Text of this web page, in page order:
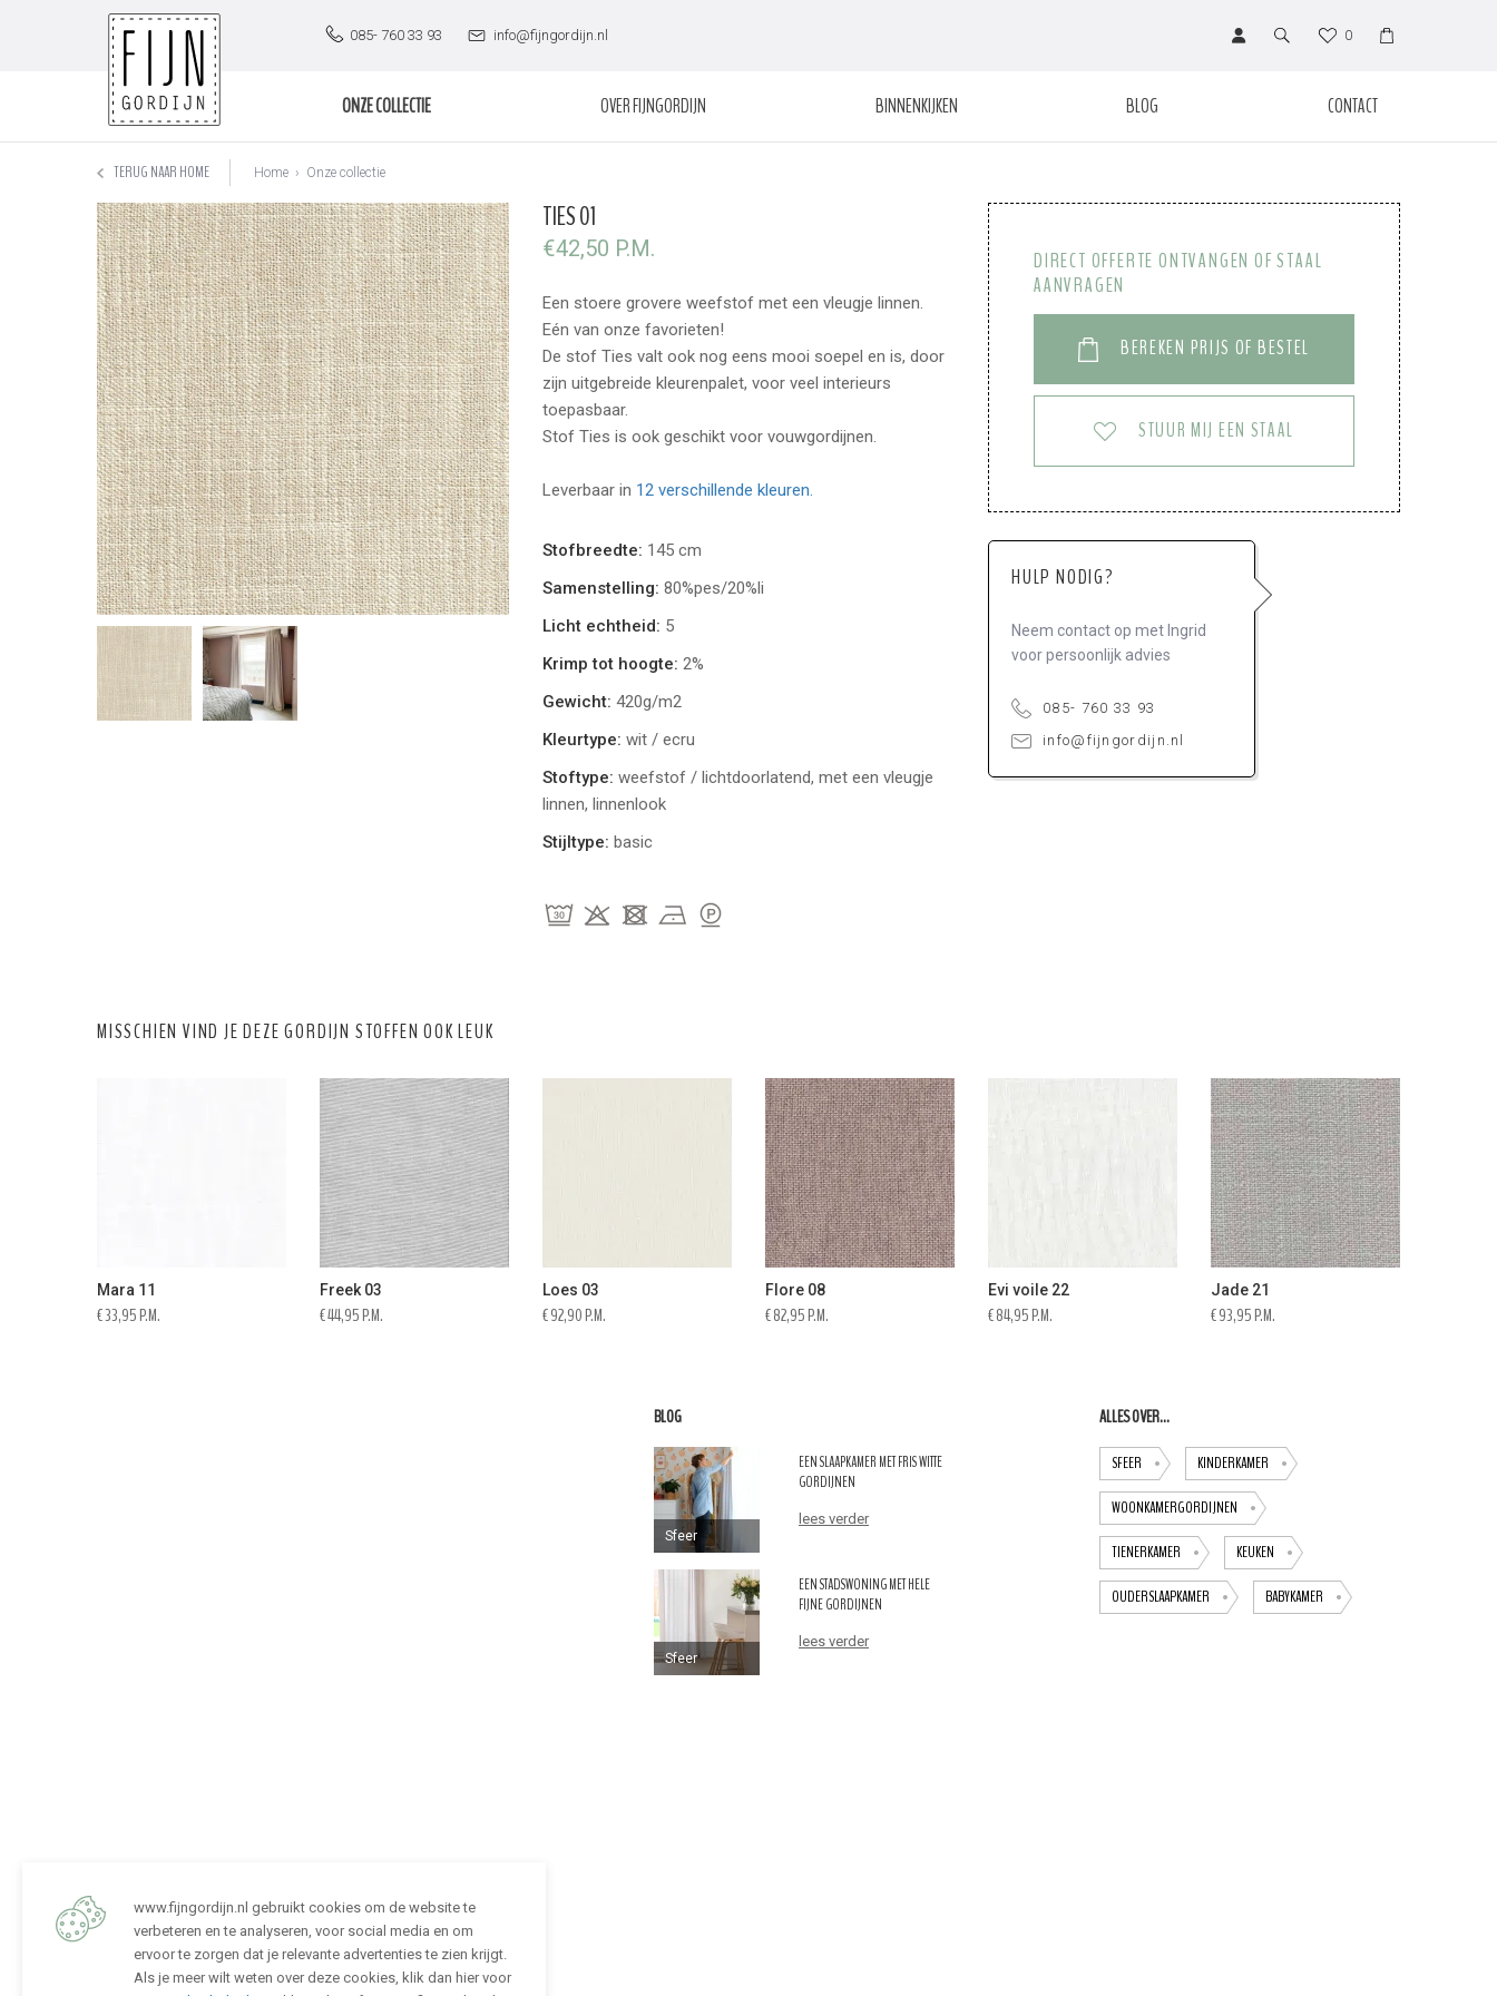
085- 760 33 93 info@fijngordijn.nl 0
ONZE COLLECTIE OVER FIJNGORDIJN BINNENKIJKEN BLOG CONTACT
TERUG NAAR HOME Home › Onze collectie
TIES 01
€42,50 P.M.
Een stoere grovere weefstof met een vleugje linnen.
Eén van onze favorieten!
De stof Ties valt ook nog eens mooi soepel en is, door
zijn uitgebreide kleurenpalet, voor veel interieurs
toepasbaar.
Stof Ties is ook geschikt voor vouwgordijnen.
Leverbaar in 12 verschillende kleuren.
Stofbreedte: 145 cm
Samenstelling: 80%pes/20%li
Licht echtheid: 5
Krimp tot hoogte: 2%
Gewicht: 420g/m2
Kleurtype: wit / ecru
Stoftype: weefstof / lichtdoorlatend, met een vleugje
linnen, linnenlook
Stijltype: basic
DIRECT OFFERTE ONTVANGEN OF STAAL
AANVRAGEN
BEREKEN PRIJS OF BESTEL
STUUR MIJ EEN STAAL
HULP NODIG?
Neem contact op met Ingrid
voor persoonlijk advies
085- 760 33 93
info@fijngordijn.nl
MISSCHIEN VIND JE DEZE GORDIJN STOFFEN OOK LEUK
Mara 11
€ 33,95 P.M.
Freek 03
€ 44,95 P.M.
Loes 03
€ 92,90 P.M.
Flore 08
€ 82,95 P.M.
Evi voile 22
€ 84,95 P.M.
Jade 21
€ 93,95 P.M.
BLOG
Sfeer
EEN SLAAPKAMER MET FRIS WITTE
GORDIJNEN
lees verder
Sfeer
EEN STADSWONING MET HELE
FIJNE GORDIJNEN
lees verder
ALLES OVER...
SFEER KINDERKAMER
WOONKAMERGORDIJNEN
TIENERKAMER KEUKEN
OUDERSLAAPKAMER BABYKAMER
www.fijngordijn.nl gebruikt cookies om de website te
verbeteren en te analyseren, voor social media en om
ervoor te zorgen dat je relevante advertenties te zien krijgt.
Als je meer wilt weten over deze cookies, klik dan hier voor